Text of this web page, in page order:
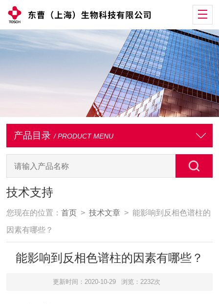
产品目录 / PRODUCT MENU
技术支持
您现在的位置：首页 >技术文章 > 能影响到反相色谱柱的
因素有哪些？
能影响到反相色谱柱的因素有哪些？
更新时间：2020-10-29 浏览：2232次